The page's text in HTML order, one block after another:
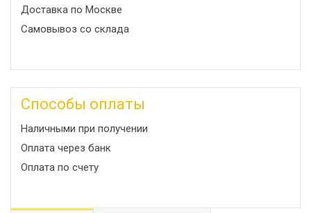
Доставка по Москве
Самовывоз со склада
Способы оплаты
Наличными при получении
Оплата через банк
Оплата по счету